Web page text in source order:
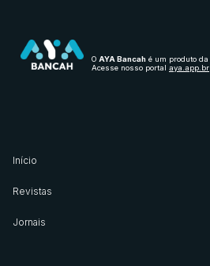
O AYA Bancah é um produto da
Acesse nosso portal aya.app.br
Início
Revistas
Jornais